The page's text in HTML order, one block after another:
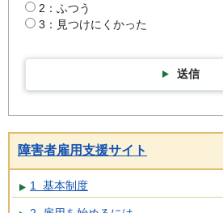
2：ふつう
3：見つけにくかった
送信
障害者雇用支援サイト
1 基本制度